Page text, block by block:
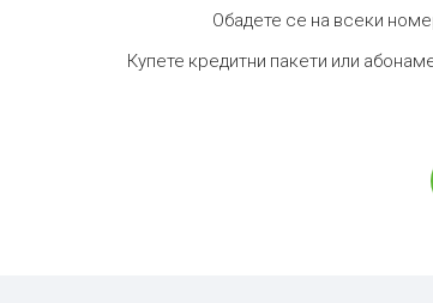
Обадете се на всеки
Купете кредитни пакети или